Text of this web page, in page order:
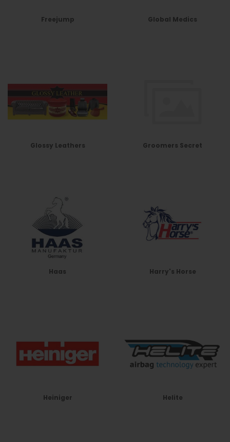
Freejump Global Medics
Glossy Leathers Groomers Secret
Haas Harry's Horse
Heiniger Helite